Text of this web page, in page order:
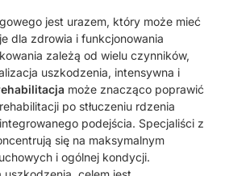
jest urazem, który może mieć
dla zdrowia i funkcjonowania
zależą od wielu czynników,
uszkodzenia, intensywna i
może znacząco poprawić
po stłuczeniu rdzenia
podejścia. Specjaliści z
się na maksymalnym
i ogólnej kondycji.